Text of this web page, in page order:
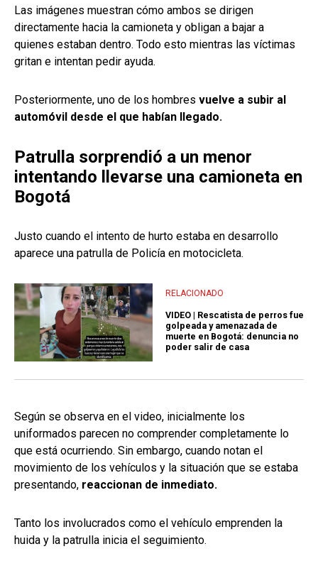
Las imágenes muestran cómo ambos se dirigen
directamente hacia la camioneta y obligan a bajar a
quienes estaban dentro. Todo esto mientras las víctimas
gritan e intentan pedir ayuda.
Posteriormente, uno de los hombres vuelve a subir al
automóvil desde el que habían llegado.
Patrulla sorprendió a un menor
intentando llevarse una camioneta en
Bogotá
Justo cuando el intento de hurto estaba en desarrollo
aparece una patrulla de Policía en motocicleta.
RELACIONADO
VIDEO | Rescatista de perros fue
golpeada y amenazada de
muerte en Bogotá: denuncia no
poder salir de casa
Según se observa en el video, inicialmente los
uniformados parecen no comprender completamente lo
que está ocurriendo. Sin embargo, cuando notan el
movimiento de los vehículos y la situación que se estaba
presentando, reaccionan de inmediato.
Tanto los involucrados como el vehículo emprenden la
huida y la patrulla inicia el seguimiento.